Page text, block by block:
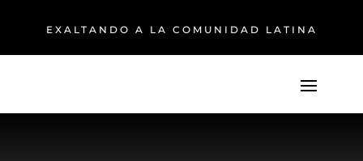
EXALTANDO A LA COMUNIDAD LATINA